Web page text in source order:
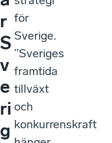
r
S
v
e
ri
g
för
Sverige.
”Sveriges
framtida
tillväxt
och
konkurrenskraft